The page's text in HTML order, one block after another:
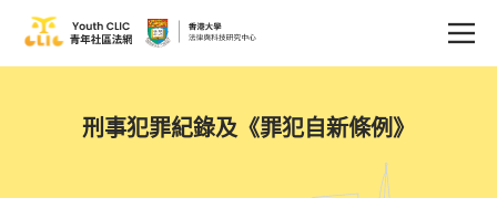
刑事犯罪紀錄及《罪犯自新條例》